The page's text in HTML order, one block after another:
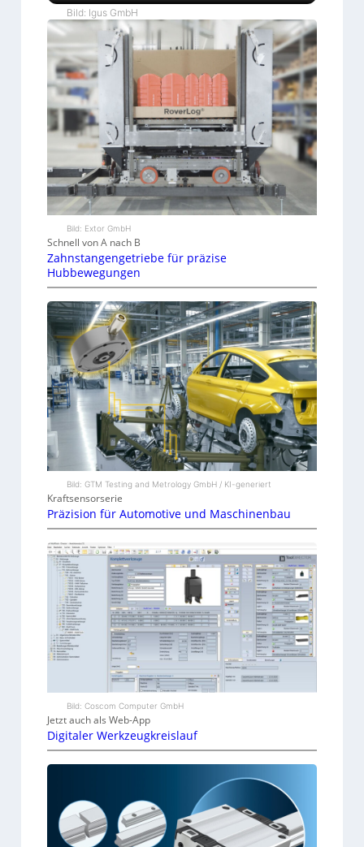
Bild: Igus GmbH
Bild: Extor GmbH
Schnell von A nach B
Zahnstangengetriebe für präzise
Hubbewegungen
Bild: GTM Testing and Metrology GmbH / KI-generiert
Kraftsensorserie
Präzision für Automotive und Maschinenbau
Bild: Coscom Computer GmbH
Jetzt auch als Web-App
Digitaler Werkzeugkreislauf